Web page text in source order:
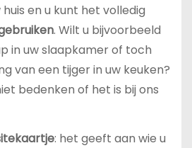
en u kunt het volledig
. Wilt u bijvoorbeeld
in uw slaapkamer of toch
van een tijger in uw keuken?
bedenken of het is bij ons
: het geeft aan wie u